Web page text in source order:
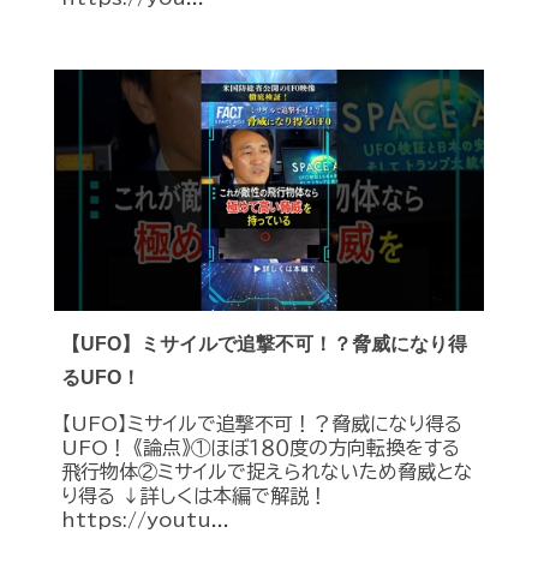
【UFO】ミサイルで追撃不可！？脅威になり得
るUFO！
【UFO】ミサイルで追撃不可！？脅威になり得る
UFO！ 《論点》①ほぼ１８０度の方向転換をする
飛行物体②ミサイルで捉えられないため脅威とな
り得る ↓詳しくは本編で解説！
https://youtu...